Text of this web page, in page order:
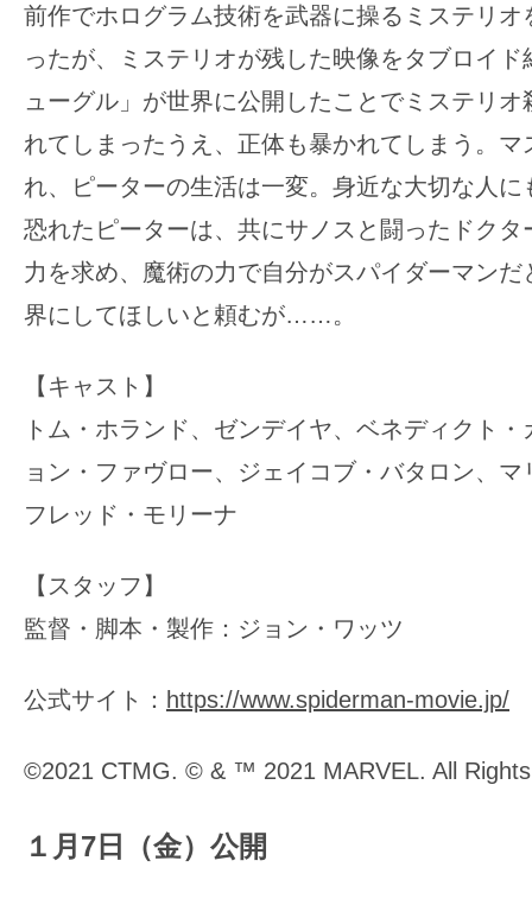
前作でホログラム技術を武器に操るミステリオ
ったが、ミステリオが残した映像をタブロイ
ューグル」が世界に公開したことでミステリ
れてしまったうえ、正体も暴かれてしまう。
れ、ピーターの生活は一変。身近な大切な人
恐れたピーターは、共にサノスと闘ったドクタ
力を求め、魔術の力で自分がスパイダーマン
界にしてほしいと頼むが……。
【キャスト】
トム・ホランド、ゼンデイヤ、ベネディクト
ョン・ファヴロー、ジェイコブ・バタロン、
フレッド・モリーナ
【スタッフ】
監督・脚本・製作：ジョン・ワッツ
公式サイト： https://www.spiderman-movie.jp/
©2021 CTMG. © & ™ 2021 MARVEL. All
１月7日（金）公開